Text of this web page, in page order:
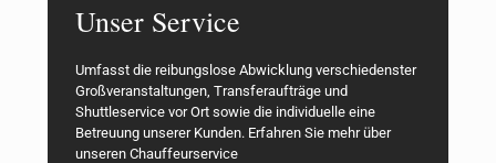
Unser Service
Umfasst die reibungslose Abwicklung verschiedenster
Großveranstaltungen, Transferaufträge und
Shuttleservice vor Ort sowie die individuelle eine
Betreuung unserer Kunden. Erfahren Sie mehr über
unseren Chauffeurservice